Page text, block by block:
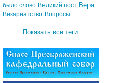
было слово Великий пост Вера
Викариатство Вопросы
Показать все теги